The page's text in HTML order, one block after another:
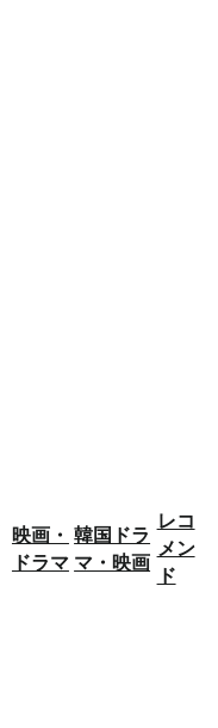
映画・
ドラマ
韓国ドラ
マ・映画
レコ
メン
ド